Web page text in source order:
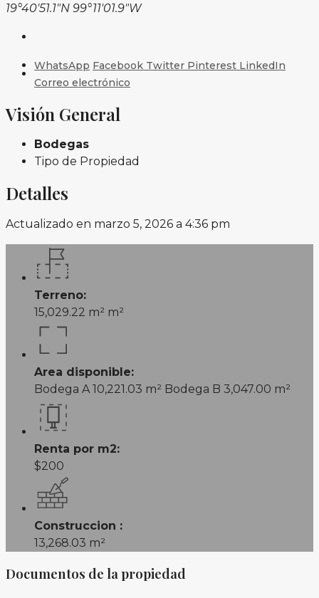
19°40'51.1"N 99°11'01.9"W
WhatsApp Facebook Twitter Pinterest LinkedIn
Correo electrónico
Visión General
Bodegas
Tipo de Propiedad
Detalles
Actualizado en marzo 5, 2026 a 4:36 pm
Terreno:
15,029.22 m² m²
Area disponible:
Bodega A 10,221.03 m² Bodega B 3,047.00 m²
Renta por m2:
$200
Construccion :
13,268.03 m²
Documentos de la propiedad